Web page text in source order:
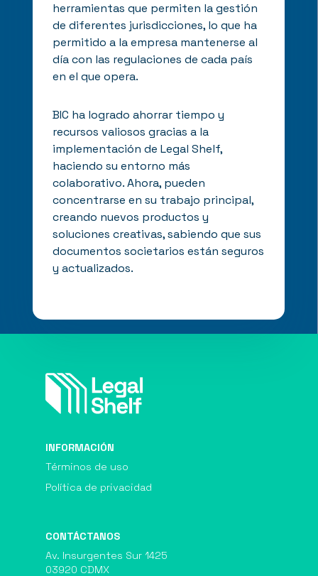
herramientas que permiten la gestión
de diferentes jurisdicciones, lo que ha
permitido a la empresa mantenerse al
día con las regulaciones de cada país
en el que opera.
BIC ha logrado ahorrar tiempo y
recursos valiosos gracias a la
implementación de Legal Shelf,
haciendo su entorno más
colaborativo. Ahora, pueden
concentrarse en su trabajo principal,
creando nuevos productos y
soluciones creativas, sabiendo que sus
documentos societarios están seguros
y actualizados.
INFORMACIÓN
Términos de uso
Política de privacidad
CONTÁCTANOS
Av. Insurgentes Sur 1425
03920 CDMX